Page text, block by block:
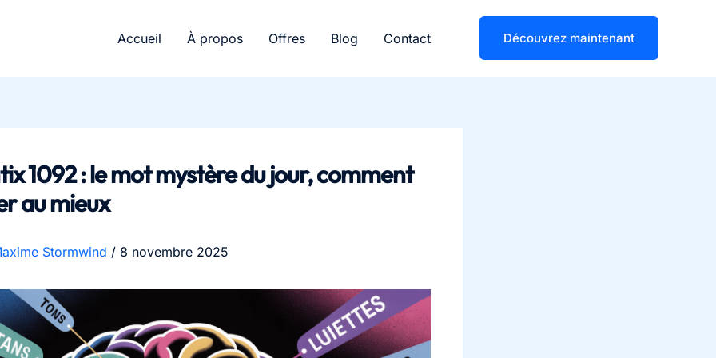
Accueil À propos Offres Blog Contact Découvrez maintenant
1092 : le mot mystère du jour, comment
au mieux
Stormwind / 8 novembre 2025